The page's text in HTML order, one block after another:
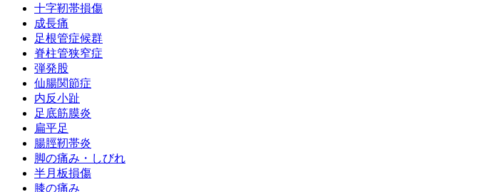
十字靭帯損傷
成長痛
足根管症候群
脊柱管狭窄症
弾発股
仙腸関節症
内反小趾
足底筋膜炎
扁平足
腸脛靭帯炎
脚の痛み・しびれ
半月板損傷
膝の痛み